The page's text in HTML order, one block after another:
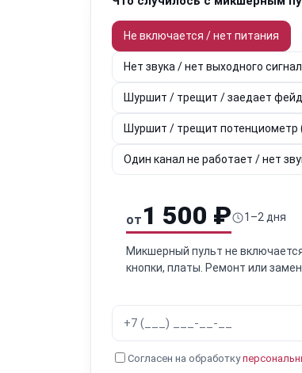
Не включается / нет питания
Нет звука / нет выходного
Шуршит / трещит / заедает
Шуршит / трещит потенциометр
Один канал не работает / нет
от 1 500 ₽ 1–2 дня
Микшерный пульт не
кнопки, платы. Ремонт или
Согласен на обработку